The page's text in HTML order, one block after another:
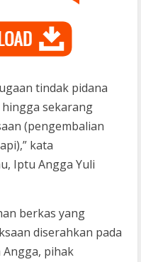
tindak pidana
sekarang
(pengembalian
kata
Iptu Angga Yuli
berkas yang
diserahkan pada
Angga, pihak